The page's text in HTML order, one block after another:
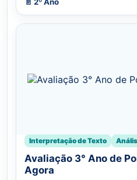
Interpretação de Texto
Avaliação 3° Ano de
Agora